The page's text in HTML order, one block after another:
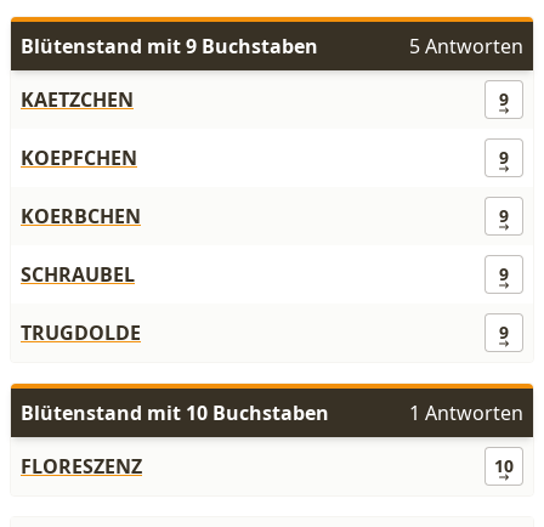
Blütenstand mit 9 Buchstaben
5 Antworten
KAETZCHEN
9
KOEPFCHEN 9
KOERBCHEN 9
SCHRAUBEL 9
TRUGDOLDE 9
Blütenstand mit 10 Buchstaben
1 Antworten
FLORESZENZ
10